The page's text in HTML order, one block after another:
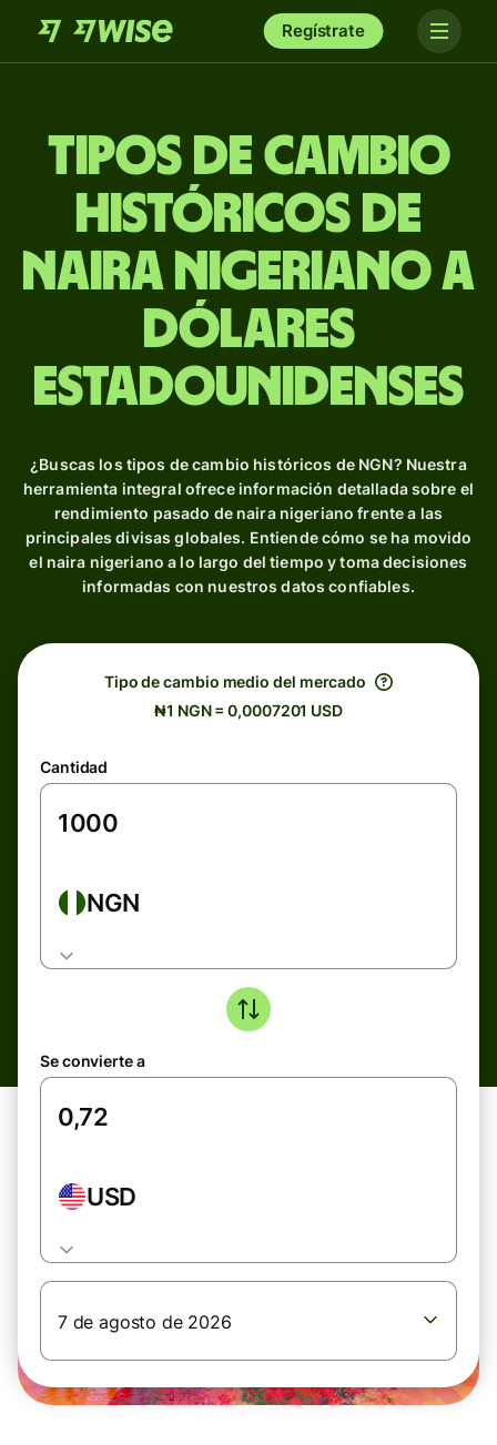
Regístrate
Tipos de Cambio
Históricos de
naira nigeriano a
dólares
estadounidenses
¿Buscas los tipos de cambio históricos de NGN? Nuestra
herramienta integral ofrece información detallada sobre el
rendimiento pasado de naira nigeriano frente a las
principales divisas globales. Entiende cómo se ha movido
el naira nigeriano a lo largo del tiempo y toma decisiones
informadas con nuestros datos confiables.
Tipo de cambio medio del mercado
₦1 NGN = 0,0007201 USD
Cantidad
NGN
Se convierte a
USD
7 de agosto de 2026